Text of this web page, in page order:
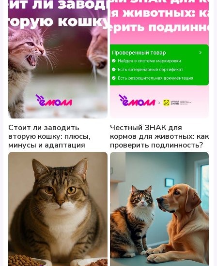
Стоит ли заводить
вторую кошку: плюсы,
минусы и адаптация
Честный ЗНАК для
кормов для животных: как
проверить подлинность?